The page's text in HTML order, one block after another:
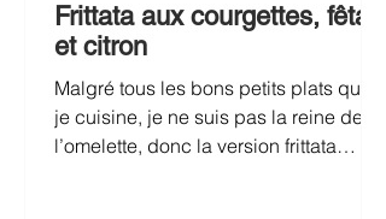
Frittata aux courgettes, fêta
et citron
Malgré tous les bons petits plats que
je cuisine, je ne suis pas la reine de
l’omelette, donc la version frittata